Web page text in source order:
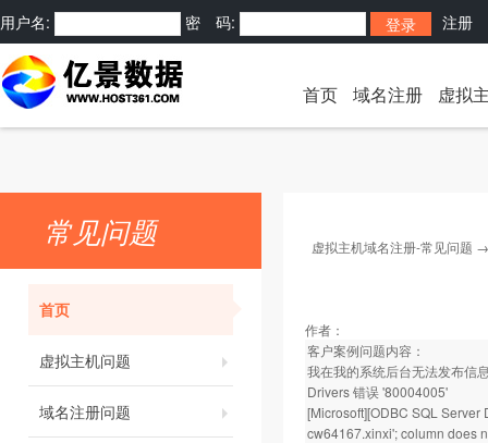
用户名: 密 码: 注册
首页 域名注册 虚拟
常见问题
首页
虚拟主机问题
域名注册问题
虚拟主机域名注册-常见问题
作者：
客户案例问题内容：
我在我的系统后台无法发布信
Drivers 错误 '80004005'
[Microsoft][ODBC SQL
cw64167.xinxi'; column does